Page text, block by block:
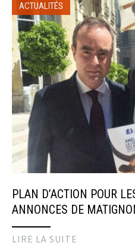
ACTUALITÉS
PLAN D’ACTION POUR
ANNONCES DE
LIRE LA SUITE